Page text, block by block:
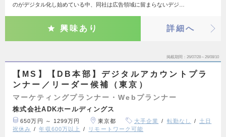
のがデジタル化し始めている中、同社は広告領域に留まらないデジ…
興味あり 詳細へ
掲載期間 26/07/28～26/08/10
【MS】【DB本部】デジタルアカウントプラ
ンナー／リーダー候補（東京）
マーケティングプランナー・Webプランナー
株式会社ADKホールディングス
650万円 ～ 1299万円 東京都 大手企業 転勤なし
土日
祝休み
年収600万以上 リモートワーク可能